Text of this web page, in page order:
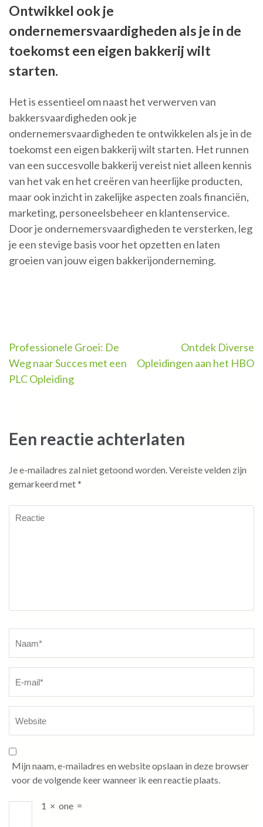
Ontwikkel ook je
ondernemersvaardigheden als je in de
toekomst een eigen bakkerij wilt
starten.
Het is essentieel om naast het verwerven van
bakkersvaardigheden ook je
ondernemersvaardigheden te ontwikkelen als je in de
toekomst een eigen bakkerij wilt starten. Het runnen
van een succesvolle bakkerij vereist niet alleen kennis
van het vak en het creëren van heerlijke producten,
maar ook inzicht in zakelijke aspecten zoals financiën,
marketing, personeelsbeheer en klantenservice.
Door je ondernemersvaardigheden te versterken, leg
je een stevige basis voor het opzetten en laten
groeien van jouw eigen bakkerijonderneming.
Berichtnavigatie
Professionele Groei: De
Weg naar Succes met een
PLC Opleiding
Ontdek Diverse
Opleidingen aan het HBO
Een reactie achterlaten
Je e-mailadres zal niet getoond worden.Vereiste velden zijn
gemarkeerd met*
Mijn naam, e-mailadres en website opslaan in deze browser
voor de volgende keer wanneer ik een reactie plaats.
1 × one =